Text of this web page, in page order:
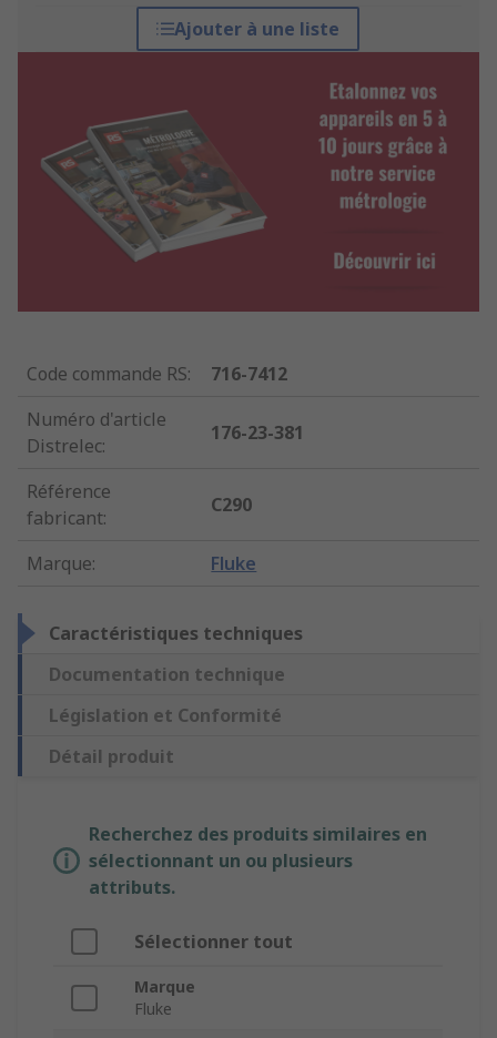
Ajouter à une liste
Code commande RS:
716-7412
Numéro d'article
Distrelec:
176-23-381
Référence
fabricant:
C290
Marque: Fluke
Caractéristiques techniques
Documentation technique
Législation et Conformité
Détail produit
Recherchez des produits similaires en
sélectionnant un ou plusieurs
attributs.
Sélectionner tout
Marque
Fluke